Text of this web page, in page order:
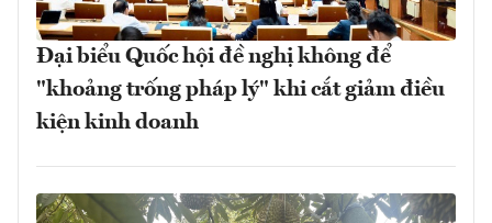
Đại biểu Quốc hội đề nghị không để
"khoảng trống pháp lý" khi cắt giảm điều
kiện kinh doanh